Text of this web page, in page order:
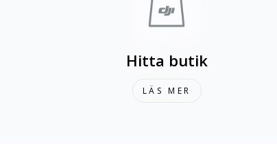
Hitta butik
LÄS MER